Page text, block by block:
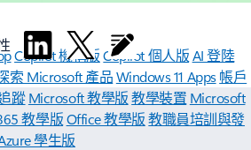
Copilot 機構版 Copilot 個人版AI 登陸
索 Microsoft 產品Windows 11 Apps 帳戶
蹤 Microsoft 教學版教學裝置 Microsoft
教學版Office 教學版 教職員培訓與發
學生版